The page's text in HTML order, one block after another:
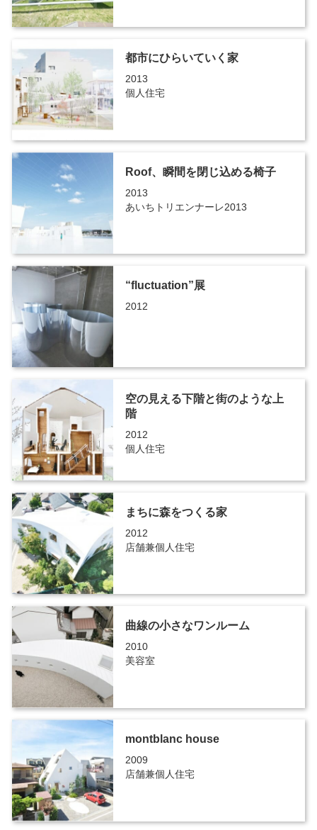
都市にひらいていく家
2013
個人住宅
Roof、瞬間を閉じ込める椅子
2013
あいちトリエンナーレ2013
“fluctuation”展
2012
空の見える下階と街のような上
階
2012
個人住宅
まちに森をつくる家
2012
店舗兼個人住宅
曲線の小さなワンルーム
2010
美容室
montblanc house
2009
店舗兼個人住宅